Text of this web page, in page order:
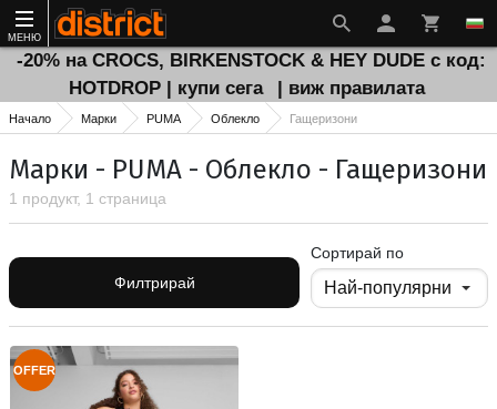
МЕНЮ
-20% на CROCS, BIRKENSTOCK & HEY DUDE с код:
HOTDROP | купи сега
| виж правилата
Начало Марки PUMA Облекло Гащеризони
Марки - PUMA - Облекло - Гащеризони
1 продукт, 1 страница
Филтрирай
Сортирай по
OFFER